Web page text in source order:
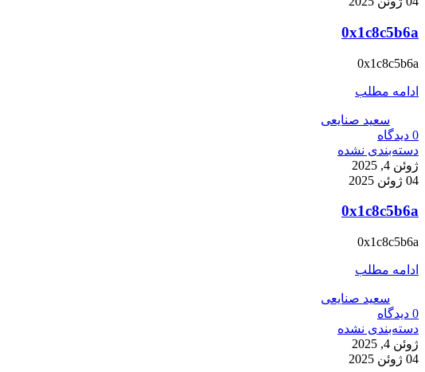
0x1c8c5b6a
0x1c8c5b6a
ادامه مطلب
سعید صنایعی
0 دیدگاه
دسته‌بندی نشده
ژوئن 4, 2025
04 ژوئن 2025
0x1c8c5b6a
0x1c8c5b6a
ادامه مطلب
سعید صنایعی
0 دیدگاه
دسته‌بندی نشده
ژوئن 4, 2025
04 ژوئن 2025